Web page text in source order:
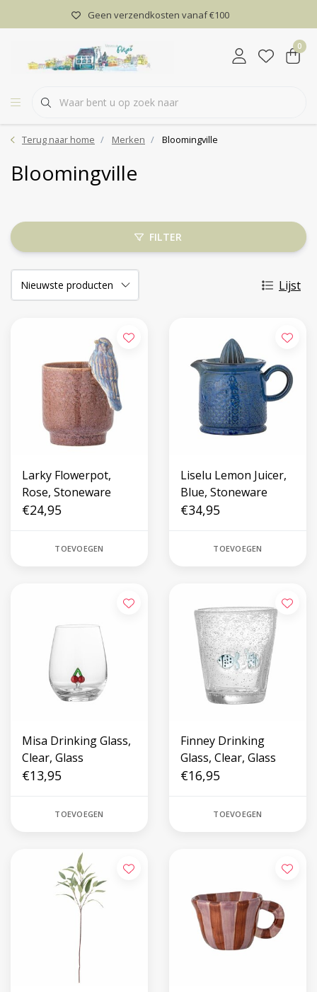
Geen verzendkosten vanaf €100
0
Terug naar home Merken Bloomingville
Bloomingville
FILTER
Lijst
Larky Flowerpot,
Rose, Stoneware
€24,95
TOEVOEGEN
Liselu Lemon Juicer,
Blue, Stoneware
€34,95
TOEVOEGEN
Misa Drinking Glass,
Clear, Glass
€13,95
TOEVOEGEN
Finney Drinking
Glass, Clear, Glass
€16,95
TOEVOEGEN